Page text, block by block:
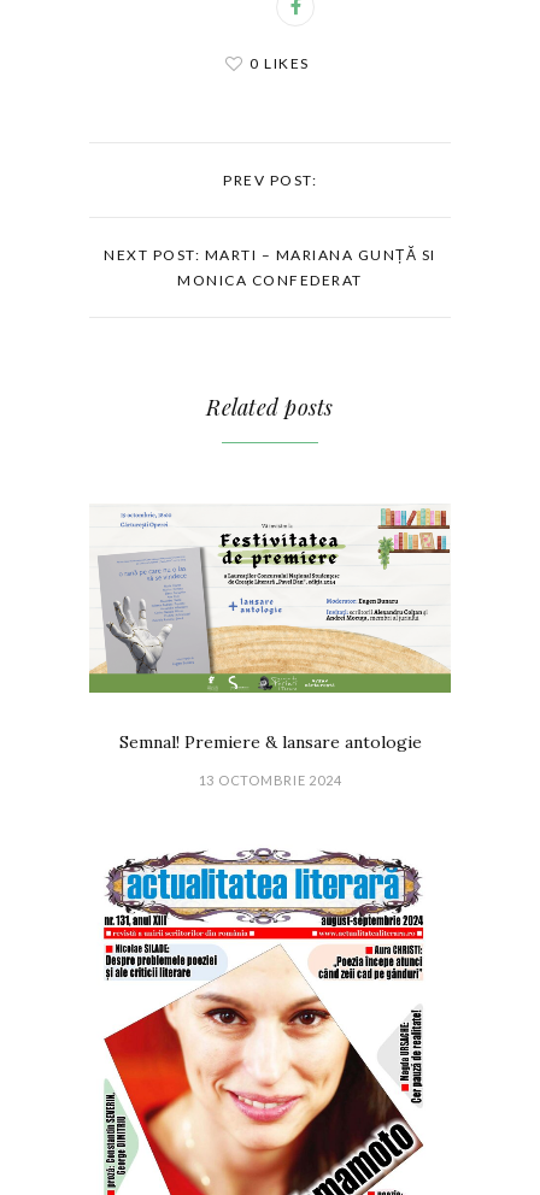
0 LIKES
PREV POST:
NEXT POST: MARTI – MARIANA GUNȚĂ SI
MONICA CONFEDERAT
Related posts
Semnal! Premiere & lansare antologie
13 OCTOMBRIE 2024